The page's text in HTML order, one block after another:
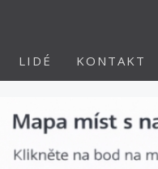
LIDÉ KONTAKT